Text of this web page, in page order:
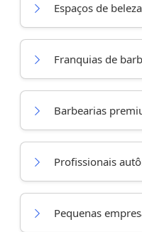
Espaços de
Franquias de
Barbearias
Profissionais
Pequenas